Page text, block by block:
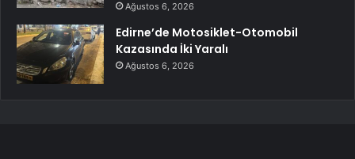
Ağustos 6, 2026
Edirne’de Motosiklet-Otomobil
Kazasında İki Yaralı
Ağustos 6, 2026